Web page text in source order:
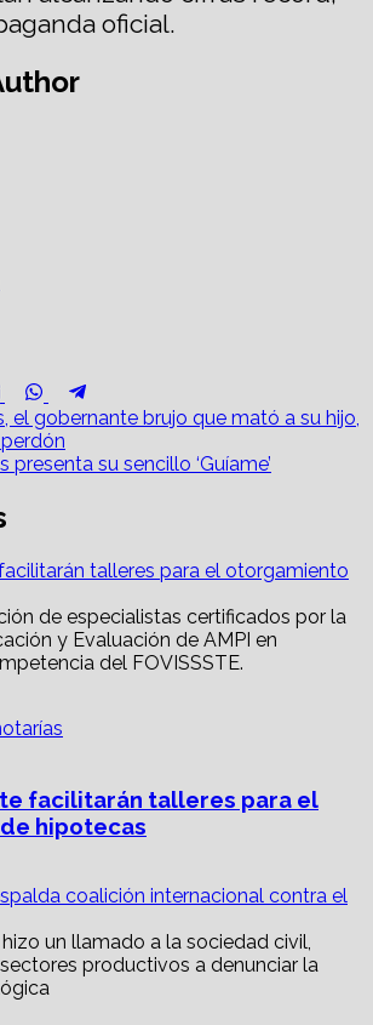
oficial.
Share
on
Email
Share
on
WhatsApp
on
el gobernante brujo que mató a su hijo,
presenta su sencillo ‘Guíame’
talleres para el otorgamiento
facilitarán talleres para el
hipotecas
coalición internacional contra el